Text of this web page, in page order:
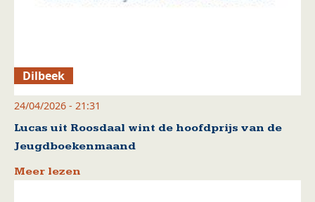
Dilbeek
24/04/2026 - 21:31
Lucas uit Roosdaal wint de hoofdprijs van de
Jeugdboekenmaand
Meer lezen